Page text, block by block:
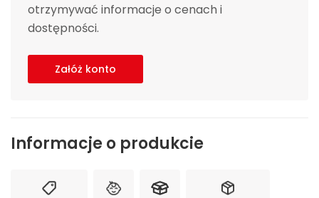
otrzymywać informacje o cenach i
dostępności.
Załóż konto
Informacje o produkcie